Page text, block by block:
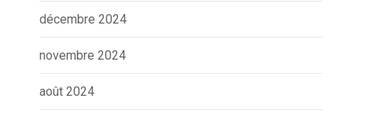
décembre 2024
novembre 2024
août 2024